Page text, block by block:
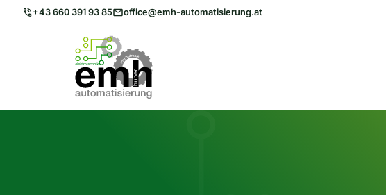
Zum
Inhalt
+43 660 391 93 85 office@emh-automatisierung.at